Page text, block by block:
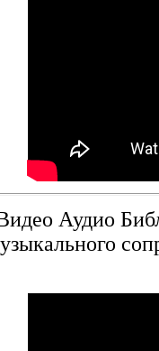
Аудио